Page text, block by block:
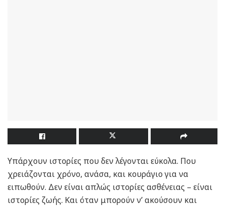
Υπάρχουν ιστορίες που δεν λέγονται εύκολα. Που
χρειάζονται χρόνο, ανάσα, και κουράγιο για να
ειπωθούν. Δεν είναι απλώς ιστορίες ασθένειας – είναι
ιστορίες ζωής. Και όταν μπορούν ν’ ακούσουν και